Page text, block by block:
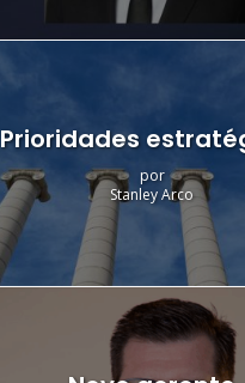
Prioridades
por
Stanley Arco